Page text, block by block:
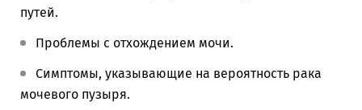
путей.
Проблемы с отхождением мочи.
Симптомы, указывающие на вероятность рака
мочевого пузыря.